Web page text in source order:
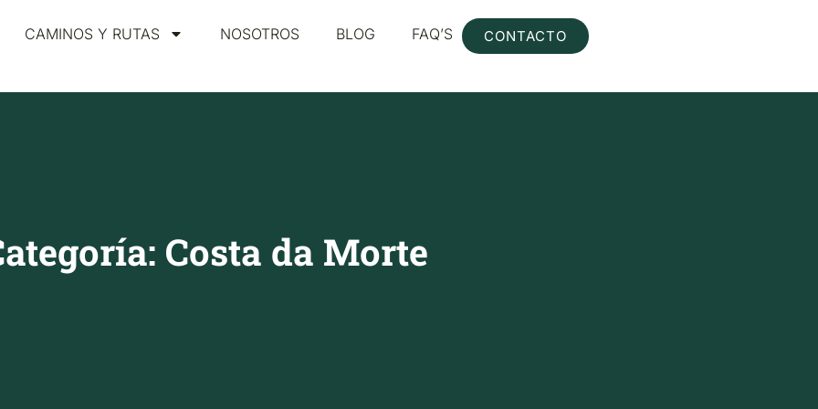
CAMINOS Y RUTAS NOSOTROS BLOG FAQ’S CONTACTO
Costa da Morte